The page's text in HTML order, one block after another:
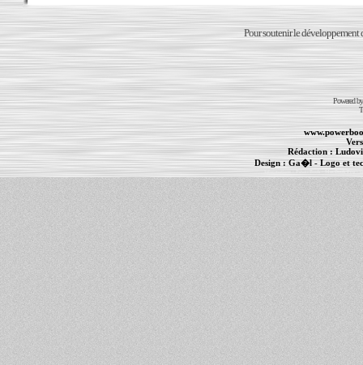
Pour soutenir le développement
Powered
Rédaction :
Design :Ga�l- Logo et
Informations :